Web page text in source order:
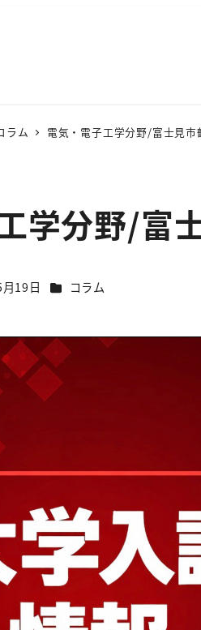
ラム 電気・電子工学分野/富士見市
学分野/富
19日 カテゴリー
コラム